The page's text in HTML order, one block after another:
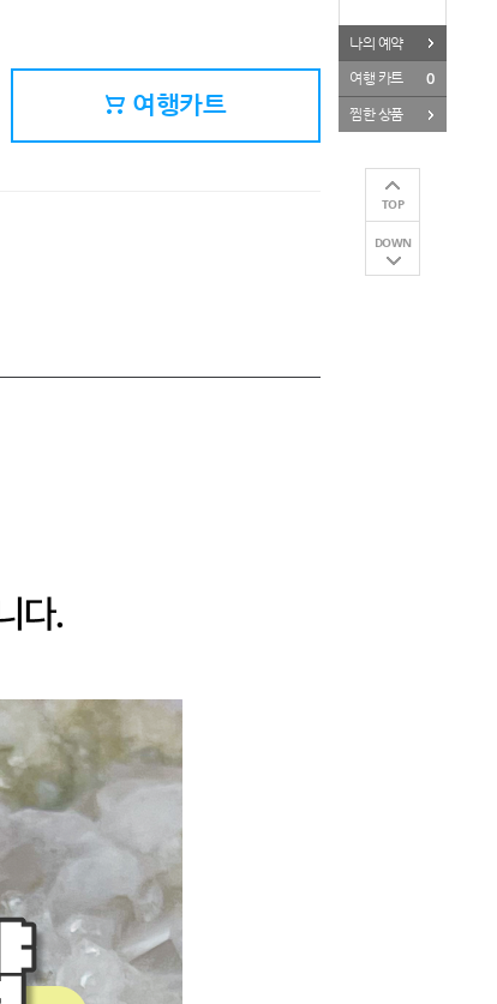
여행카트
나의 예약
여행 카트 0
찜한 상품
TOP
DOWN